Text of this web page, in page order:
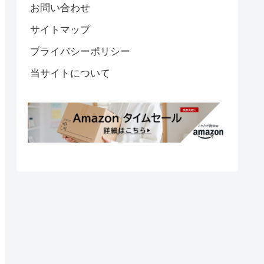
お問い合わせ
サイトマップ
プライバシーポリシー
当サイトについて